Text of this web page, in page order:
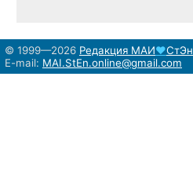
© 1999—2026 Редакция МАИ♥СтЭн
E-mail: MAI.StEn.online@gmail.com